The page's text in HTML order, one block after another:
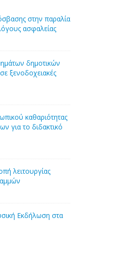
στην παραλία
ασφαλείας
δημοτικών
ξενοδοχειακές
καθαριότητας
για το διδακτικό
λειτουργίας
Εκδήλωση στα